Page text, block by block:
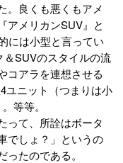
。良くも悪くもアメ
アメリカンSUV』と
には小型と言ってい
SUVのスタイルの流
コアラを連想させる
ユニット（つまりは小
等等。
って、所詮はボータ
でしょ？」というの
たのである。